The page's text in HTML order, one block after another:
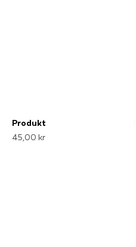
Produkt
45,00 kr